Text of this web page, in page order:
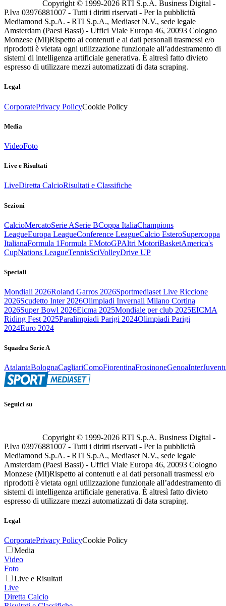
Copyright © 1999-2026 RTI S.p.A. Business Digital -
P.Iva 03976881007 - Tutti i diritti riservati - Per la pubblicità
Mediamond S.p.A. - RTI S.p.A., Mediaset N.V., sede legale
Amsterdam (Paesi Bassi) - Uffici Viale Europa 46, 20093 Cologno
Monzese (MI)Rispetto ai contenuti e ai dati personali trasmessi e/o
riprodotti è vietata ogni utilizzazione funzionale all’addestramento di
sistemi di intelligenza artificiale generativa. È altresì fatto divieto
espresso di utilizzare mezzi automatizzati di data scraping.
Legal
CorporatePrivacy PolicyCookie Policy
Media
VideoFoto
Live e Risultati
LiveDiretta CalcioRisultati e Classifiche
Sezioni
CalcioMercatoSerie ASerie BCoppa ItaliaChampions
LeagueEuropa LeagueConference LeagueCalcio EsteroSupercoppa
ItalianaFormula 1Formula EMotoGPAltri MotoriBasketAmerica's
CupNations LeagueTennisSciVolleyDrive UP
Speciali
Mondiali 2026Roland Garros 2026Sportmediaset Live Riccione
2026Scudetto Inter 2026Olimpiadi Invernali Milano Cortina
2026Super Bowl 2026Eicma 2025Mondiale per club 2025EICMA
Riding Fest 2025Paralimpiadi Parigi 2024Olimpiadi Parigi
2024Euro 2024
Squadra Serie A
AtalantaBolognaCagliariComoFiorentinaFrosinoneGenoaInter
Seguici su
Copyright © 1999-2026 RTI S.p.A. Business Digital -
P.Iva 03976881007 - Tutti i diritti riservati - Per la pubblicità
Mediamond S.p.A. - RTI S.p.A., Mediaset N.V., sede legale
Amsterdam (Paesi Bassi) - Uffici Viale Europa 46, 20093 Cologno
Monzese (MI)Rispetto ai contenuti e ai dati personali trasmessi e/o
riprodotti è vietata ogni utilizzazione funzionale all’addestramento di
sistemi di intelligenza artificiale generativa. È altresì fatto divieto
espresso di utilizzare mezzi automatizzati di data scraping.
Legal
CorporatePrivacy PolicyCookie Policy
Media
Video
Foto
Live e Risultati
Live
Diretta Calcio